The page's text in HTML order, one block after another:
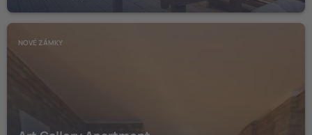
NOVÉ ZÁMKY